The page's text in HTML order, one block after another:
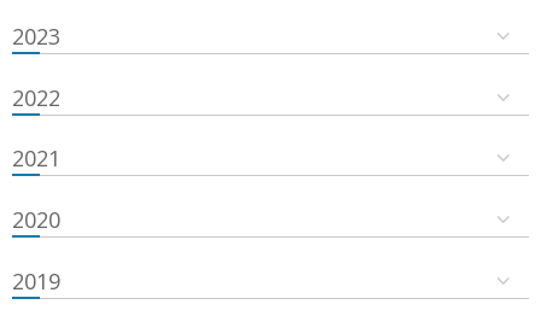
2023
2022
2021
2020
2019